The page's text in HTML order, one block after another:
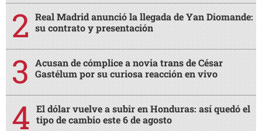
Real Madrid anunció la llegada de Yan Diomande:
su contrato y presentación
Acusan de cómplice a novia trans de César
Gastélum por su curiosa reacción en vivo
El dólar vuelve a subir en Honduras: así quedó el
tipo de cambio este 6 de agosto